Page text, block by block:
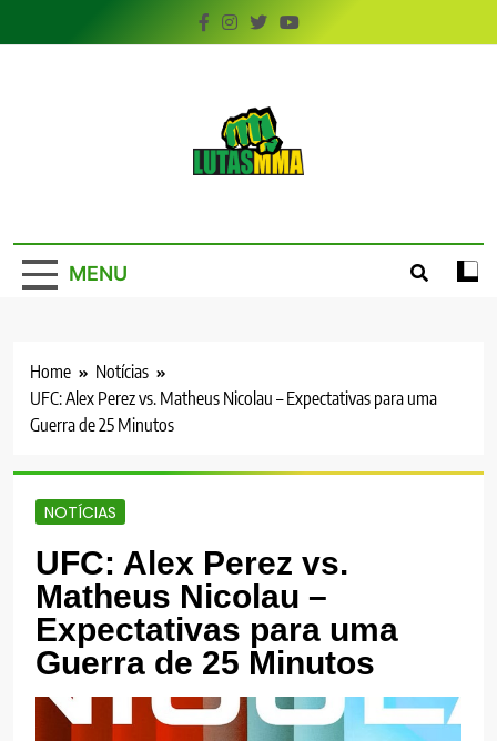
to
MENU
Home
Notícias
UFC: Alex Perez vs. Matheus Nicolau – Expectativas para uma
Guerra de 25 Minutos
NOTÍCIAS
UFC: Alex Perez vs.
Matheus Nicolau –
Expectativas para uma
Guerra de 25 Minutos